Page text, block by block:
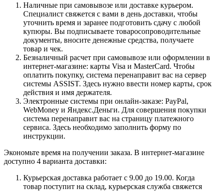
Наличные при самовывозе или доставке курьером.
Специалист свяжется с вами в день доставки, чтобы
уточнить время и заранее подготовить сдачу с любой
купюры. Вы подписываете товаросопроводительные
документы, вносите денежные средства, получаете
товар и чек.
Безналичный расчет при самовывозе или оформлении в
интернет-магазине: карты Visa и MasterCard. Чтобы
оплатить покупку, система перенаправит вас на сервер
системы ASSIST. Здесь нужно ввести номер карты, срок
действия и имя держателя.
Электронные системы при онлайн-заказе: PayPal,
WebMoney и Яндекс.Деньги. Для совершения покупки
система перенаправит вас на страницу платежного
сервиса. Здесь необходимо заполнить форму по
инструкции.
Экономьте время на получении заказа. В интернет-магазине
доступно 4 варианта доставки:
Курьерская доставка работает с 9.00 до 19.00. Когда
товар поступит на склад, курьерская служба свяжется